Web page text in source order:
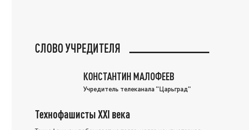
СЛОВО УЧРЕДИТЕЛЯ
КОНСТАНТИН МАЛОФЕЕВ
Учредитель телеканала "Царьград"
Технофашисты XXI века